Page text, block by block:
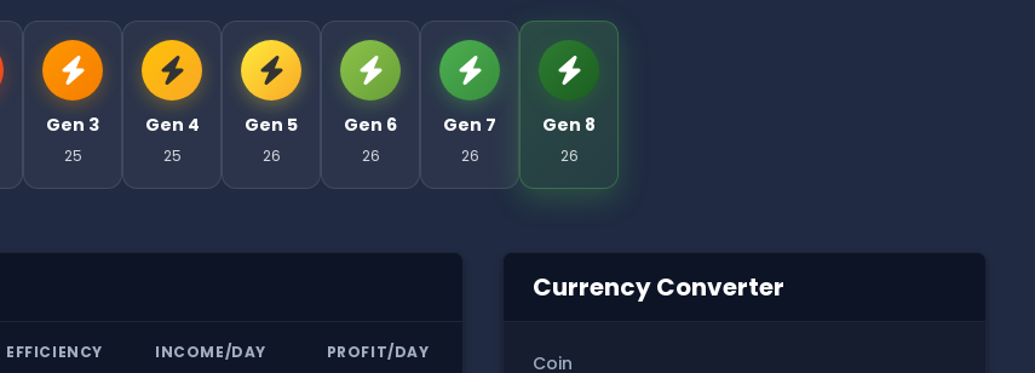
Gen 3
25
Gen 4
25
Gen 5
26
Gen 6
26
Gen 7
26
Gen 8
26
EFFICIENCY INCOME/DAY PROFIT/DAY
Currency Converter
Coin